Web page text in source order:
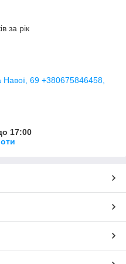
за рік
69 +380675846458,
17:00